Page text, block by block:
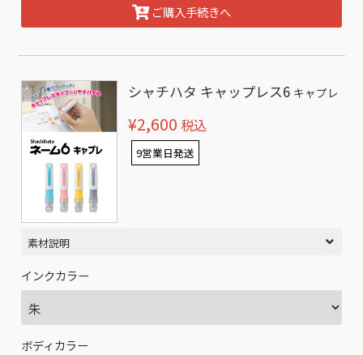
ご購入手続きへ
シャチハタ キャップレス6 キャプレ
¥2,600 税込
9営業日発送
素材説明
インクカラー
ボディカラー